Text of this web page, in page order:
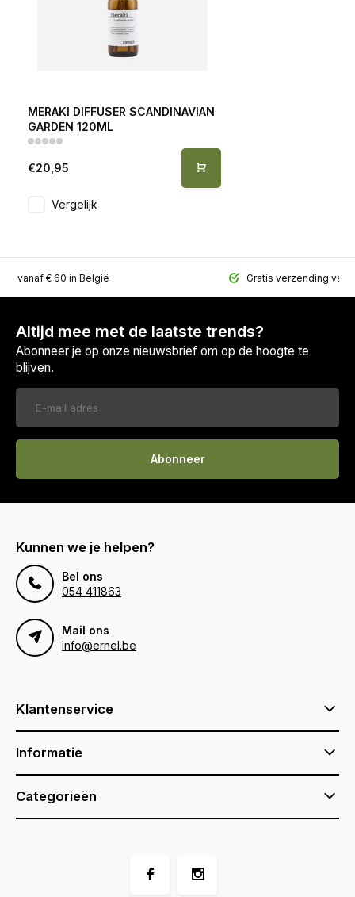
MERAKI DIFFUSER SCANDINAVIAN
GARDEN 120ML
€20,95
Vergelijk
vanaf € 60 in België Gratis verzending
Altijd mee met de laatste trends?
Abonneer je op onze nieuwsbrief om op de hoogte te
blijven.
Abonneer
Kunnen we je helpen?
Bel ons
054 411863
Mail ons
info@ernel.be
Klantenservice
Informatie
Categorieën